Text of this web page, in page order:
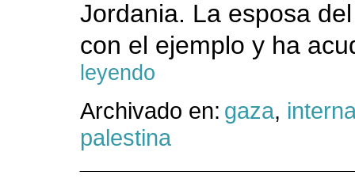
Jordania. La esposa
con el ejemplo y ha
leyendo
Archivado en: gaza,
palestina